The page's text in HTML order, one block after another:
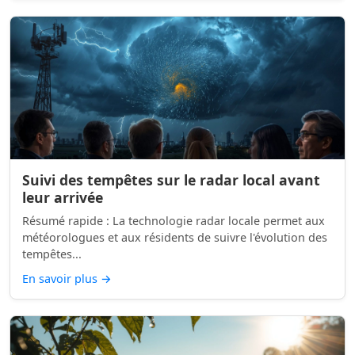
Suivi des tempêtes sur le radar local avant
leur arrivée
Résumé rapide : La technologie radar locale permet aux
météorologues et aux résidents de suivre l'évolution des
tempêtes...
En savoir plus →